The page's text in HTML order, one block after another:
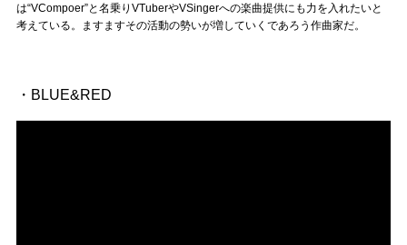
Official SNS
は“VCompoer”と名乗りVTuberやVSingerへの楽曲提供にも力を入れたいと
考えている。ますますその活動の勢いが増していくであろう作曲家だ。
・BLUE&RED